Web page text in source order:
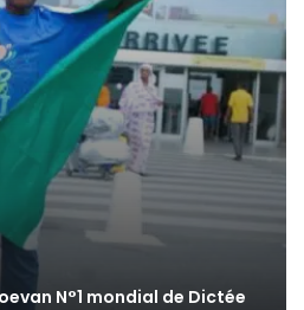
N°1 mondial de Dictée